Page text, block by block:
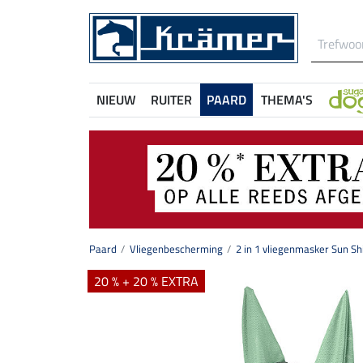
NIEUW RUITER PAARD THEMA'S
Paard Vliegenbescherming 2 in 1 vliegenmasker Sun
20 % + 20 % EXTRA